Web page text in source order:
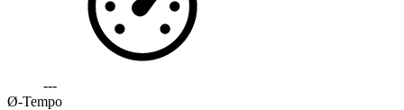
---
Ø-Tempo